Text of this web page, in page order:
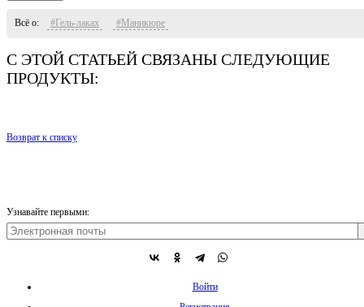
Всё о: #Гель-лаках #Маникюре
С ЭТОЙ СТАТЬЕЙ СВЯЗАНЫ СЛЕДУЮЩИЕ
ПРОДУКТЫ:
Возврат к списку
Узнавайте первыми:
Войти